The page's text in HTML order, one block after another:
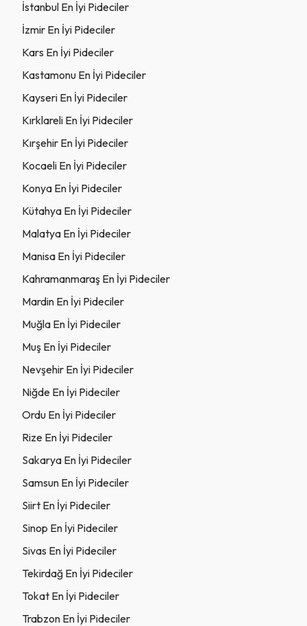
İstanbul En İyi Pideciler
İzmir En İyi Pideciler
Kars En İyi Pideciler
Kastamonu En İyi Pideciler
Kayseri En İyi Pideciler
Kırklareli En İyi Pideciler
Kırşehir En İyi Pideciler
Kocaeli En İyi Pideciler
Konya En İyi Pideciler
Kütahya En İyi Pideciler
Malatya En İyi Pideciler
Manisa En İyi Pideciler
Kahramanmaraş En İyi Pideciler
Mardin En İyi Pideciler
Muğla En İyi Pideciler
Muş En İyi Pideciler
Nevşehir En İyi Pideciler
Niğde En İyi Pideciler
Ordu En İyi Pideciler
Rize En İyi Pideciler
Sakarya En İyi Pideciler
Samsun En İyi Pideciler
Siirt En İyi Pideciler
Sinop En İyi Pideciler
Sivas En İyi Pideciler
Tekirdağ En İyi Pideciler
Tokat En İyi Pideciler
Trabzon En İyi Pideciler